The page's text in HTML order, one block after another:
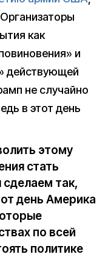
как
и
действующей
не случайно
в этот день
этому
стать
так,
день Америка
по всей
политике